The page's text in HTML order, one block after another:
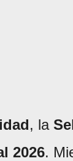
, la
2026.